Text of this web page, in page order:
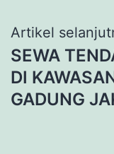
Artikel
SEWA
DI
GADUNG